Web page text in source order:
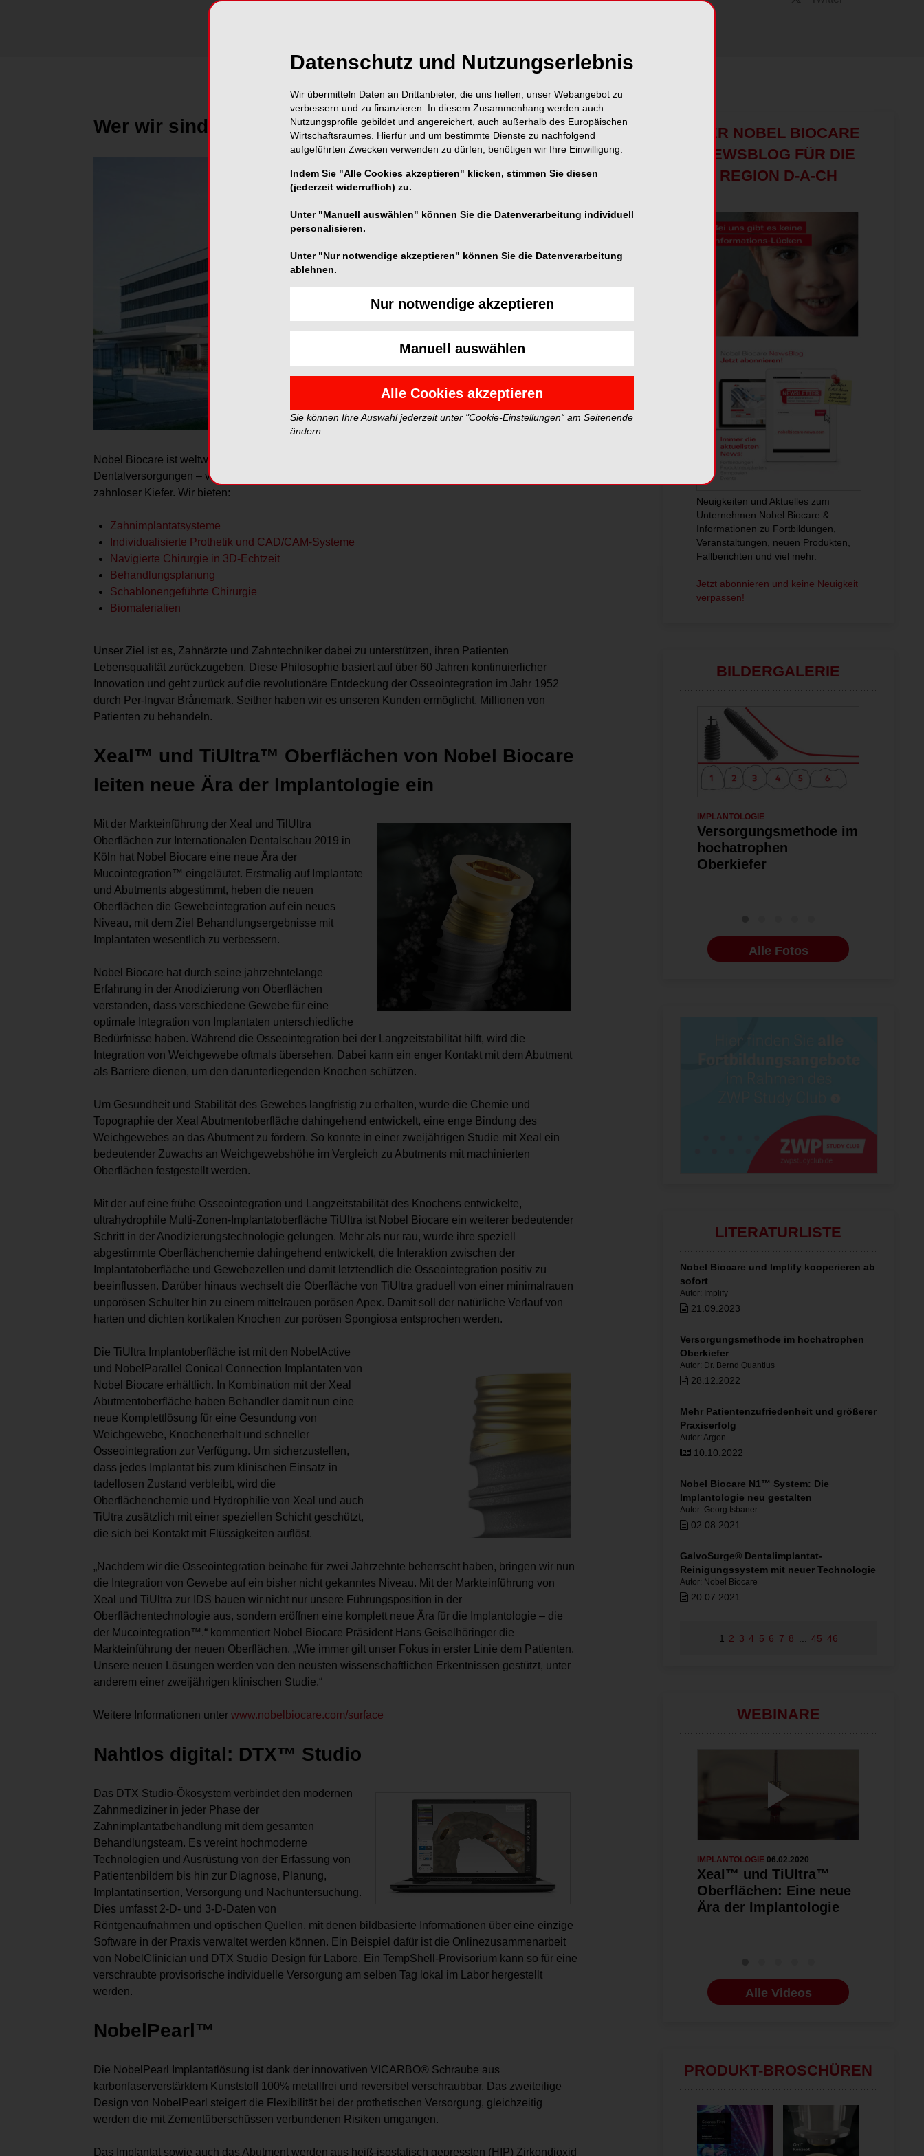
Wer wir sind
Nobel Biocare ist weltweit ein Vorreiter im Bereich der innovativen implantatbasierten
Dentalversorgungen – von der Versorgung einzelner Zähne bis hin zur Versorgung vollständig
zahnloser Kiefer. Wir bieten:
Zahnimplantatsysteme
Individualisierte Prothetik und CAD/CAM-Systeme
Navigierte Chirurgie in 3D-Echtzeit
Behandlungsplanung
Schablonengeführte Chirurgie
Biomaterialien
Unser Ziel ist es, Zahnärzte und Zahntechniker dabei zu unterstützen, ihren Patienten
Lebensqualität zurückzugeben. Diese Philosophie basiert auf über 60 Jahren kontinuierlicher
Innovation und geht zurück auf die revolutionäre Entdeckung der Osseointegration im Jahr 1952
durch Per-Ingvar Brånemark. Seither haben wir es unseren Kunden ermöglicht, Millionen von
Patienten zu behandeln.
Xeal™ und TiUltra™ Oberflächen von Nobel Biocare
leiten neue Ära der Implantologie ein
Mit der Markteinführung der Xeal und TilUltra
Oberflächen zur Internationalen Dentalschau 2019 in
Köln hat Nobel Biocare eine neue Ära der
Mucointegration™ eingeläutet. Erstmalig auf Implantate
und Abutments abgestimmt, heben die neuen
Oberflächen die Gewebeintegration auf ein neues
Niveau, mit dem Ziel Behandlungsergebnisse mit
Implantaten wesentlich zu verbessern.
Nobel Biocare hat durch seine jahrzehntelange
Erfahrung in der Anodizierung von Oberflächen
verstanden, dass verschiedene Gewebe für eine
optimale Integration von Implantaten unterschiedliche
Bedürfnisse haben. Während die Osseointegration bei der Langzeitstabilität hilft, wird die
Integration von Weichgewebe oftmals übersehen. Dabei kann ein enger Kontakt mit dem Abutment
als Barriere dienen, um den darunterliegenden Knochen schützen.
Um Gesundheit und Stabilität des Gewebes langfristig zu erhalten, wurde die Chemie und
Topographie der Xeal Abutmentoberfläche dahingehend entwickelt, eine enge Bindung des
Weichgewebes an das Abutment zu fördern. So konnte in einer zweijährigen Studie mit Xeal ein
bedeutender Zuwachs an Weichgewebshöhe im Vergleich zu Abutments mit machinierten
Oberflächen festgestellt werden.
Mit der auf eine frühe Osseointegration und Langzeitstabilität des Knochens entwickelte,
ultrahydrophile Multi-Zonen-Implantatoberfläche TiUltra ist Nobel Biocare ein weiterer bedeutender
Schritt in der Anodizierungstechnologie gelungen. Mehr als nur rau, wurde ihre speziell
abgestimmte Oberflächenchemie dahingehend entwickelt, die Interaktion zwischen der
Implantatoberfläche und Gewebezellen und damit letztendlich die Osseointegration positiv zu
beeinflussen. Darüber hinaus wechselt die Oberfläche von TiUltra graduell von einer minimalrauen
unporösen Schulter hin zu einem mittelrauen porösen Apex. Damit soll der natürliche Verlauf von
harten und dichten kortikalen Knochen zur porösen Spongiosa entsprochen werden.
Die TiUltra Implantoberfläche ist mit den NobelActive
und NobelParallel Conical Connection Implantaten von
Nobel Biocare erhältlich. In Kombination mit der Xeal
Abutmentoberfläche haben Behandler damit nun eine
neue Komplettlösung für eine Gesundung von
Weichgewebe, Knochenerhalt und schneller
Osseointegration zur Verfügung. Um sicherzustellen,
dass jedes Implantat bis zum klinischen Einsatz in
tadellosen Zustand verbleibt, wird die
Oberflächenchemie und Hydrophilie von Xeal und auch
TiUtra zusätzlich mit einer speziellen Schicht geschützt,
die sich bei Kontakt mit Flüssigkeiten auflöst.
„Nachdem wir die Osseointegration beinahe für zwei Jahrzehnte beherrscht haben, bringen wir nun
die Integration von Gewebe auf ein bisher nicht gekanntes Niveau. Mit der Markteinführung von
Xeal und TiUltra zur IDS bauen wir nicht nur unsere Führungsposition in der
Oberflächentechnologie aus, sondern eröffnen eine komplett neue Ära für die Implantologie – die
der Mucointegration™.“ kommentiert Nobel Biocare Präsident Hans Geiselhöringer die
Markteinführung der neuen Oberflächen. „Wie immer gilt unser Fokus in erster Linie dem Patienten.
Unsere neuen Lösungen werden von den neusten wissenschaftlichen Erkentnissen gestützt, unter
anderem einer zweijährigen klinischen Studie.“
Weitere Informationen unter www.nobelbiocare.com/surface
Nahtlos digital: DTX™ Studio
Das DTX Studio-Ökosystem verbindet den modernen
Zahnmediziner in jeder Phase der
Zahnimplantatbehandlung mit dem gesamten
Behandlungsteam. Es vereint hochmoderne
Technologien und Ausrüstung von der Erfassung von
Patientenbildern bis hin zur Diagnose, Planung,
Implantatinsertion, Versorgung und Nachuntersuchung.
Dies umfasst 2-D- und 3-D-Daten von
Röntgenaufnahmen und optischen Quellen, mit denen bildbasierte Informationen über eine einzige
Software in der Praxis verwaltet werden können. Ein Beispiel dafür ist die Onlinezusammenarbeit
von NobelClinician und DTX Studio Design für Labore. Ein TempShell-Provisorium kann so für eine
verschraubte provisorische individuelle Versorgung am selben Tag lokal im Labor hergestellt
werden.
NobelPearl™
Die NobelPearl Implantatlösung ist dank der innovativen VICARBO® Schraube aus
karbonfaserverstärktem Kunststoff 100% metallfrei und reversibel verschraubbar. Das zweiteilige
Design von NobelPearl steigert die Flexibilität bei der prothetischen Versorgung, gleichzeitig
werden die mit Zementüberschüssen verbundenen Risiken umgangen.
Das Implantat sowie auch das Abutment werden aus heiß-isostatisch gepressten (HIP) Zirkondioxid
DER NOBEL BIOCARE
NEWSBLOG FÜR DIE
REGION D-A-CH
Neuigkeiten und Aktuelles zum
Unternehmen Nobel Biocare &
Informationen zu Fortbildungen,
Veranstaltungen, neuen Produkten,
Fallberichten und viel mehr.
Jetzt abonnieren und keine Neuigkeit
verpassen!
BILDERGALERIE
IMPLANTOLOGIE
Versorgungsmethode im
hochatrophen
Oberkiefer
Alle Fotos
LITERATURLISTE
Nobel Biocare und Implify kooperieren ab
sofort
Autor: Implify
21.09.2023
Versorgungsmethode im hochatrophen
Oberkiefer
Autor: Dr. Bernd Quantius
28.12.2022
Mehr Patientenzufriedenheit und größerer
Praxiserfolg
Autor: Argon
10.10.2022
Nobel Biocare N1™ System: Die
Implantologie neu gestalten
Autor: Georg Isbaner
02.08.2021
GalvoSurge® Dentalimplantat-
Reinigungssystem mit neuer Technologie
Autor: Nobel Biocare
20.07.2021
1 2 3 4 5 6 7 8 45 46
WEBINARE
IMPLANTOLOGIE 06.02.2020
Xeal™ und TiUltra™
Oberflächen: Eine neue
Ära der Implantologie
Alle Videos
PRODUKT-BROSCHÜREN
Datenschutz und Nutzungserlebnis
Wir übermitteln Daten an Drittanbieter, die uns helfen, unser Webangebot zu
verbessern und zu finanzieren. In diesem Zusammenhang werden auch
Nutzungsprofile gebildet und angereichert, auch außerhalb des Europäischen
Wirtschaftsraumes. Hierfür und um bestimmte Dienste zu nachfolgend
aufgeführten Zwecken verwenden zu dürfen, benötigen wir Ihre Einwilligung.
Indem Sie "Alle Cookies akzeptieren" klicken, stimmen Sie diesen
(jederzeit widerruflich) zu.
Unter "Manuell auswählen" können Sie die Datenverarbeitung individuell
personalisieren.
Unter "Nur notwendige akzeptieren" können Sie die Datenverarbeitung
ablehnen.
Nur notwendige akzeptieren
Manuell auswählen
Alle Cookies akzeptieren
Sie können Ihre Auswahl jederzeit unter "Cookie-Einstellungen“ am Seitenende
ändern.